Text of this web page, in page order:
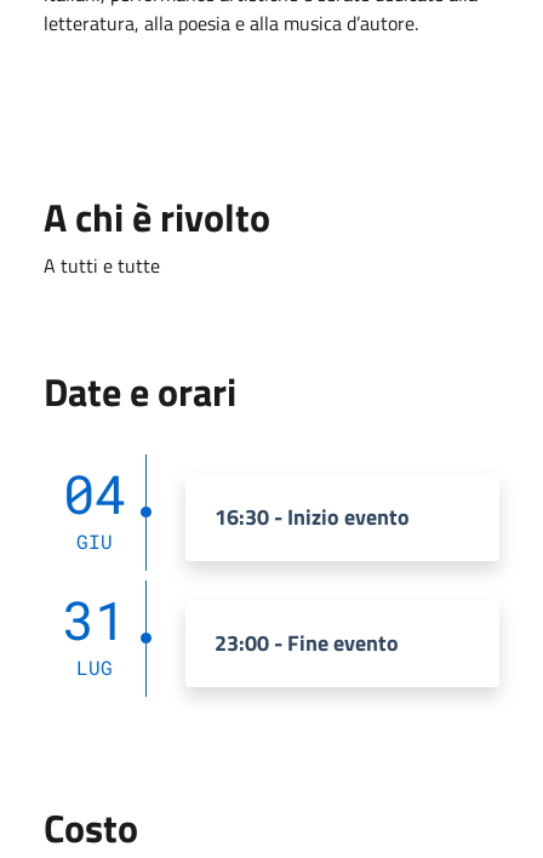
letteratura, alla poesia e alla musica d’autore.
A chi è rivolto
A tutti e tutte
Date e orari
04
GIU
16:30 - Inizio evento
31
LUG
23:00 - Fine evento
Costo